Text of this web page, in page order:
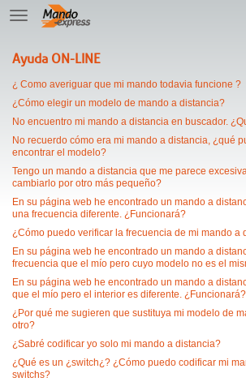
TE
navigation
Ayuda ON-LINE
¿ Como averiguar que mi mando todavia funcione ?
¿Cómo elegir un modelo de mando a distancia?
No encuentro mi mando a distancia en buscador.
No recuerdo cómo era mi mando a distancia, ¿qué
encontrar el modelo?
Tengo un mando a distancia que me parece
cambiarlo por otro más pequeño?
En su página web he encontrado un mando a
una frecuencia diferente. ¿Funcionará?
¿Cómo puedo verificar la frecuencia de mi mando a
En su página web he encontrado un mando a
frecuencia que el mío pero cuyo modelo no es el
En su página web he encontrado un mando a
que el mío pero el interior es diferente. ¿Funcionará?
¿Por qué me sugieren que sustituya mi modelo de
otro?
¿Sabré codificar yo solo mi mando a distancia?
¿Qué es un ¿switch¿? ¿Cómo puedo codificar mi
switchs?
¡Permítenos presentarte nuestras cookies!